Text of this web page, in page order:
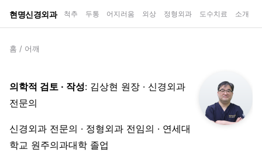
현명신경외과 척추 두통 어지러움 외상 정형외과 도수치료 소개
홈 / 어깨
의학적 검토 · 작성: 김상현 원장 · 신경외과
전문의
신경외과 전문의 · 정형외과 전임의 · 연세대
학교 원주의과대학 졸업